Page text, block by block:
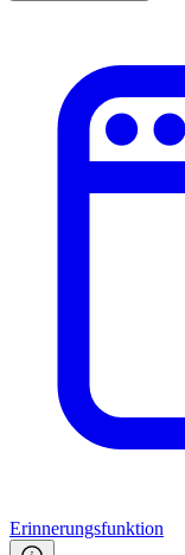
Erinnerungsfunktion